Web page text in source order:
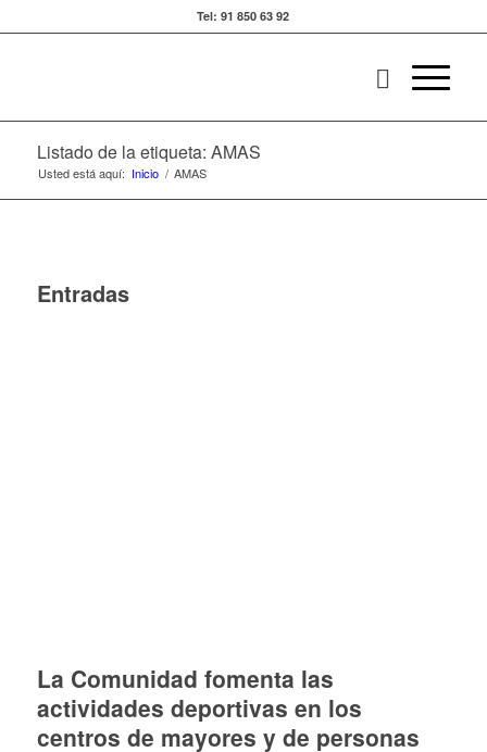
Tel: 91 850 63 92
Listado de la etiqueta: AMAS
Usted está aquí: Inicio / AMAS
Entradas
La Comunidad fomenta las
actividades deportivas en los
centros de mayores y de personas